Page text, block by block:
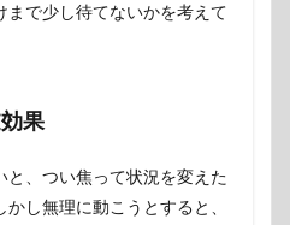
まで少し待てないかを考えて
果
、つい焦って状況を変えた
し無理に動こうとすると、